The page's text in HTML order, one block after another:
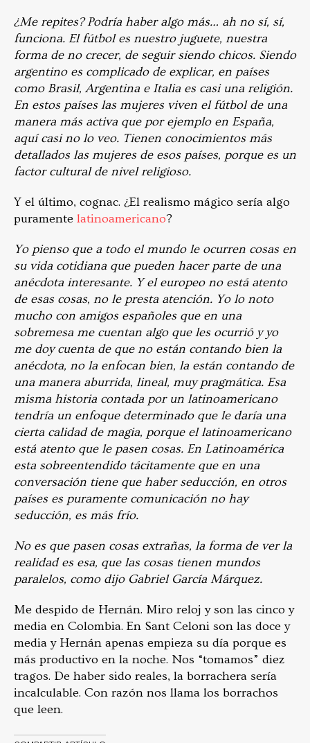
¿Me repites? Podría haber algo más… ah no sí, sí,
funciona. El fútbol es nuestro juguete, nuestra
forma de no crecer, de seguir siendo chicos. Siendo
argentino es complicado de explicar, en países
como Brasil, Argentina e Italia es casi una religión.
En estos países las mujeres viven el fútbol de una
manera más activa que por ejemplo en España,
aquí casi no lo veo. Tienen conocimientos más
detallados las mujeres de esos países, porque es un
factor cultural de nivel religioso.
Y el último, cognac. ¿El realismo mágico sería algo
puramente latinoamericano?
Yo pienso que a todo el mundo le ocurren cosas en
su vida cotidiana que pueden hacer parte de una
anécdota interesante. Y el europeo no está atento
de esas cosas, no le presta atención. Yo lo noto
mucho con amigos españoles que en una
sobremesa me cuentan algo que les ocurrió y yo
me doy cuenta de que no están contando bien la
anécdota, no la enfocan bien, la están contando de
una manera aburrida, lineal, muy pragmática. Esa
misma historia contada por un latinoamericano
tendría un enfoque determinado que le daría una
cierta calidad de magia, porque el latinoamericano
está atento que le pasen cosas. En Latinoamérica
esta sobreentendido tácitamente que en una
conversación tiene que haber seducción, en otros
países es puramente comunicación no hay
seducción, es más frío.
No es que pasen cosas extrañas, la forma de ver la
realidad es esa, que las cosas tienen mundos
paralelos, como dijo Gabriel García Márquez.
Me despido de Hernán. Miro reloj y son las cinco y
media en Colombia. En Sant Celoni son las doce y
media y Hernán apenas empieza su día porque es
más productivo en la noche. Nos “tomamos” diez
tragos. De haber sido reales, la borrachera sería
incalculable. Con razón nos llama los borrachos
que leen.